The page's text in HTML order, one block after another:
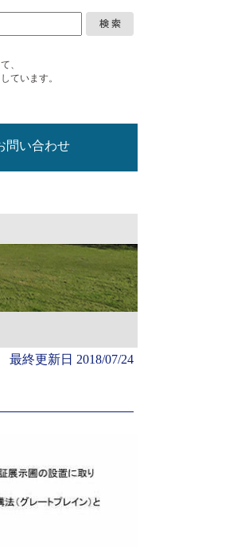
、
ています。
問い合わせ
最終更新日 2018/07/24